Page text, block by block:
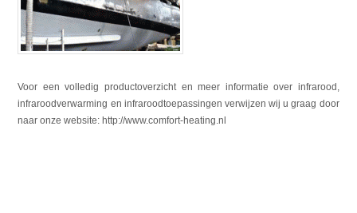
Voor een volledig productoverzicht en meer informatie over infrarood,
infraroodverwarming en infraroodtoepassingen verwijzen wij u graag door
naar onze website: http://www.comfort-heating.nl